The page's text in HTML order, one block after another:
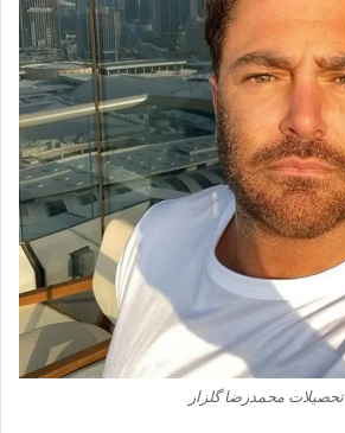
تحصیلات محمدرضا گلزار